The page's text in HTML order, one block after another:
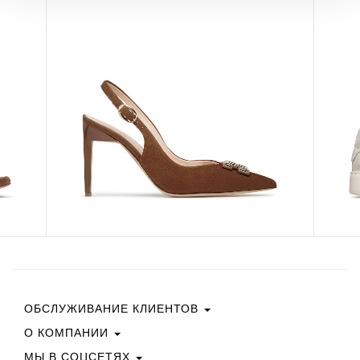
ОБСЛУЖИВАНИЕ КЛИЕНТОВ
Свяжитесь С Нами
О КОМПАНИИ